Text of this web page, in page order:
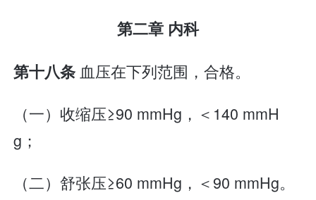
第二章 内科
第十八条 血压在下列范围，合格。
（一）收缩压≥90 mmHg，＜140 mmH
g；
（二）舒张压≥60 mmHg，＜90 mmHg。